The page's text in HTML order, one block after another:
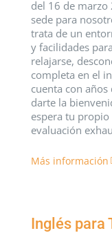
del 16 de marzo
sede para
trata de un
y facilidades
relajarse,
completa en el
cuenta con
darte la
espera tu propio
evaluación
Más información
Inglés para